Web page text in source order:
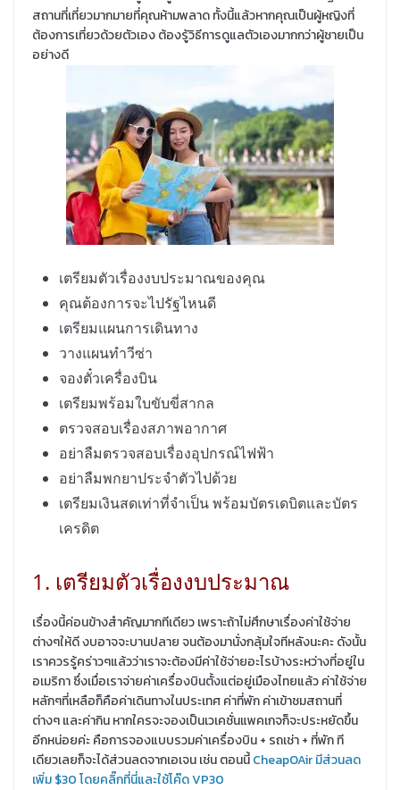
สถานที่เที่ยวมากมายที่คุณห้ามพลาด ทั้งนี้แล้วหากคุณเป็นผู้หญิงที่
ต้องการเที่ยวด้วยตัวเอง ต้องรู้วิธีการดูแลตัวเองมากกว่าผู้ชายเป็น
อย่างดี
เตรียมตัวเรื่องงบประมาณของคุณ
คุณต้องการจะไปรัฐไหนดี
เตรียมแผนการเดินทาง
วางแผนทำวีซ่า
จองตั๋วเครื่องบิน
เตรียมพร้อมใบขับขี่สากล
ตรวจสอบเรื่องสภาพอากาศ
อย่าลืมตรวจสอบเรื่องอุปกรณ์ไฟฟ้า
อย่าลืมพกยาประจำตัวไปด้วย
เตรียมเงินสดเท่าที่จำเป็น พร้อมบัตรเดบิตและบัตร
เครดิต
1. เตรียมตัวเรื่องงบประมาณ
เรื่องนี้ค่อนข้างสำคัญมากทีเดียว เพราะถ้าไม่ศึกษาเรื่องค่าใช้จ่าย
ต่างๆให้ดี งบอาจจะบานปลาย จนต้องมานั่งกลุ้มใจทีหลังนะคะ ดังนั้น
เราควรรู้คร่าวๆแล้วว่าเราจะต้องมีค่าใช้จ่ายอะไรบ้างระหว่างที่อยู่ใน
อเมริกา ซึ่งเมื่อเราจ่ายค่าเครื่องบินตั้งแต่อยู่เมืองไทยแล้ว ค่าใช้จ่าย
หลักๆที่เหลือก็คือค่าเดินทางในประเทศ ค่าที่พัก ค่าเข้าชมสถานที่
ต่างๆ และค่ากิน หากใครจะจองเป็นเวเคชั่นแพคเกจก็จะประหยัดขึ้น
อีกหน่อยค่ะ คือการจองแบบรวมค่าเครื่องบิน + รถเช่า + ที่พัก ที
เดียวเลยก็จะได้ส่วนลดจากเอเจน เช่น ตอนนี้CheapOAir มีส่วนลด
เพิ่ม $30 โดยคลิ๊กที่นี่และใช้โค๊ด VP30